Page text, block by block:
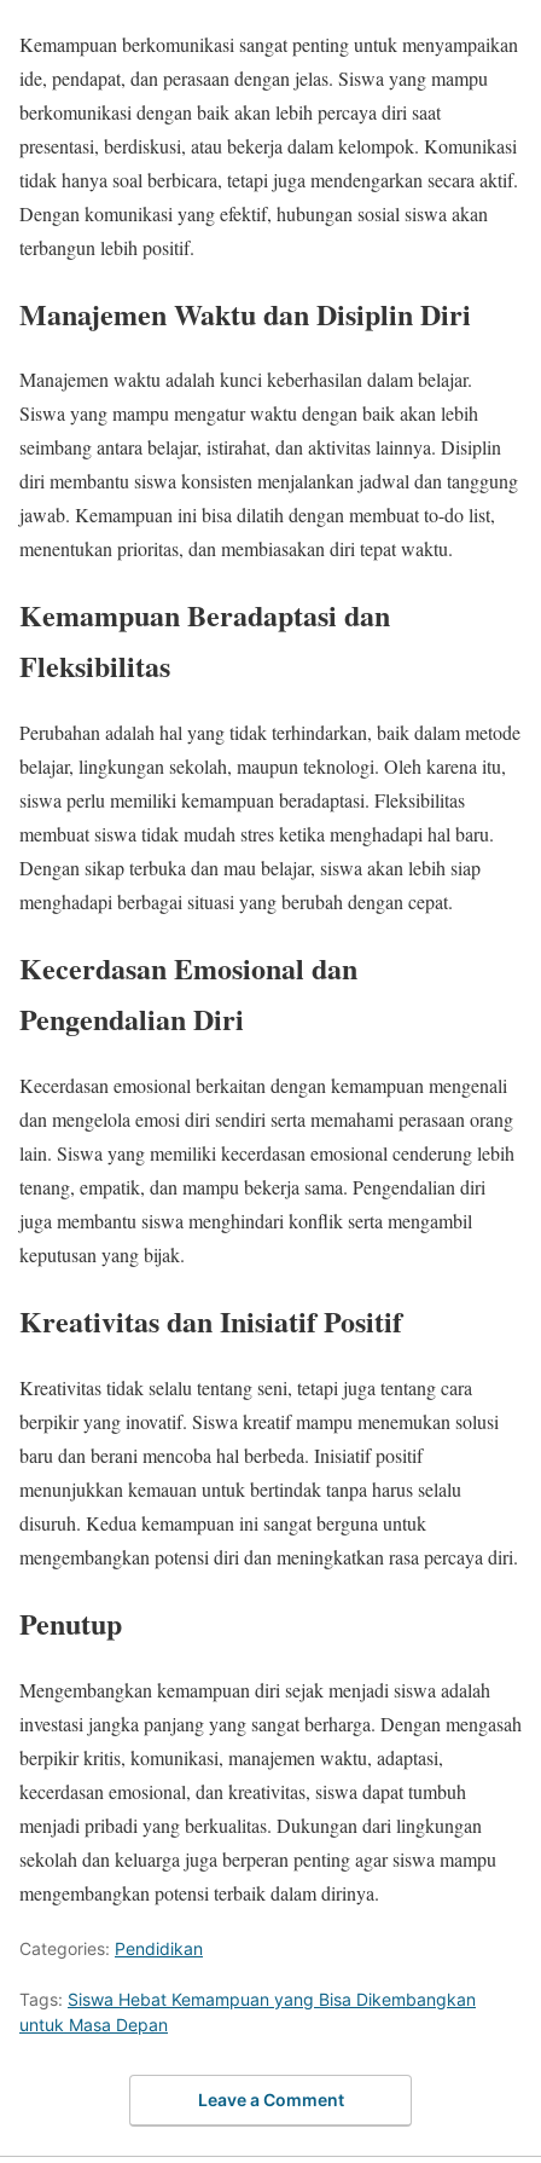
Kemampuan berkomunikasi sangat penting untuk menyampaikan
ide, pendapat, dan perasaan dengan jelas. Siswa yang mampu
berkomunikasi dengan baik akan lebih percaya diri saat
presentasi, berdiskusi, atau bekerja dalam kelompok. Komunikasi
tidak hanya soal berbicara, tetapi juga mendengarkan secara aktif.
Dengan komunikasi yang efektif, hubungan sosial siswa akan
terbangun lebih positif.
Manajemen Waktu dan Disiplin Diri
Manajemen waktu adalah kunci keberhasilan dalam belajar.
Siswa yang mampu mengatur waktu dengan baik akan lebih
seimbang antara belajar, istirahat, dan aktivitas lainnya. Disiplin
diri membantu siswa konsisten menjalankan jadwal dan tanggung
jawab. Kemampuan ini bisa dilatih dengan membuat to-do list,
menentukan prioritas, dan membiasakan diri tepat waktu.
Kemampuan Beradaptasi dan
Fleksibilitas
Perubahan adalah hal yang tidak terhindarkan, baik dalam metode
belajar, lingkungan sekolah, maupun teknologi. Oleh karena itu,
siswa perlu memiliki kemampuan beradaptasi. Fleksibilitas
membuat siswa tidak mudah stres ketika menghadapi hal baru.
Dengan sikap terbuka dan mau belajar, siswa akan lebih siap
menghadapi berbagai situasi yang berubah dengan cepat.
Kecerdasan Emosional dan
Pengendalian Diri
Kecerdasan emosional berkaitan dengan kemampuan mengenali
dan mengelola emosi diri sendiri serta memahami perasaan orang
lain. Siswa yang memiliki kecerdasan emosional cenderung lebih
tenang, empatik, dan mampu bekerja sama. Pengendalian diri
juga membantu siswa menghindari konflik serta mengambil
keputusan yang bijak.
Kreativitas dan Inisiatif Positif
Kreativitas tidak selalu tentang seni, tetapi juga tentang cara
berpikir yang inovatif. Siswa kreatif mampu menemukan solusi
baru dan berani mencoba hal berbeda. Inisiatif positif
menunjukkan kemauan untuk bertindak tanpa harus selalu
disuruh. Kedua kemampuan ini sangat berguna untuk
mengembangkan potensi diri dan meningkatkan rasa percaya diri.
Penutup
Mengembangkan kemampuan diri sejak menjadi siswa adalah
investasi jangka panjang yang sangat berharga. Dengan mengasah
berpikir kritis, komunikasi, manajemen waktu, adaptasi,
kecerdasan emosional, dan kreativitas, siswa dapat tumbuh
menjadi pribadi yang berkualitas. Dukungan dari lingkungan
sekolah dan keluarga juga berperan penting agar siswa mampu
mengembangkan potensi terbaik dalam dirinya.
Categories: Pendidikan
Tags: Siswa Hebat Kemampuan yang Bisa Dikembangkan
untuk Masa Depan
Leave a Comment